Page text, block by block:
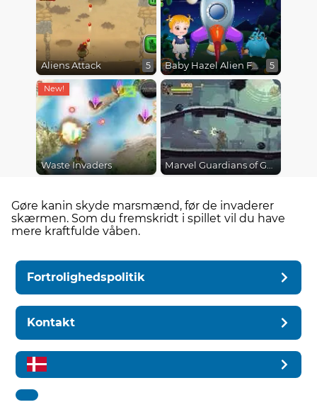
Aliens Attack 5 Baby Hazel Alien Friend 5
Waste Invaders Marvel Guardians of Galaxy
Gøre kanin skyde marsmænd, før de invaderer
skærmen. Som du fremskridt i spillet vil du have
mere kraftfulde våben.
Fortrolighedspolitik
Kontakt